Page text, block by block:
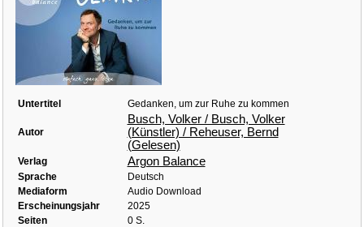
Untertitel Gedanken, um zur Ruhe zu kommen
Autor
Busch, Volker / Busch, Volker
(Künstler) / Reheuser, Bernd
(Gelesen)
Verlag Argon Balance
Sprache
Deutsch
Mediaform
Audio Download
Erscheinungsjahr
2025
Seiten
0 S.